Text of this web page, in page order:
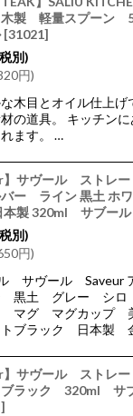
製 軽量スプーン
[31021]
別)
円)
木目とオイル仕上げ
の道具。 キッチン
ます。 …
】サヴール ストレ
ー ライン 黒土 ホ
本製 320ml サブール
別)
円)
サヴール Saveur
黒土 グレー シ
マグ マグカップ
ブラック 日本製
】サヴール ストレ
ラック 320ml サ
]